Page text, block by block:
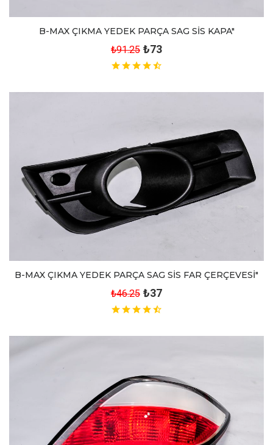
B-MAX ÇIKMA YEDEK PARÇA SAG SİS KAPA"
₺91.25 ₺73
B-MAX ÇIKMA YEDEK PARÇA SAG SİS FAR ÇERÇEVESİ"
₺46.25 ₺37